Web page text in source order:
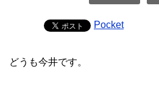
Pocket
どうも今井です。